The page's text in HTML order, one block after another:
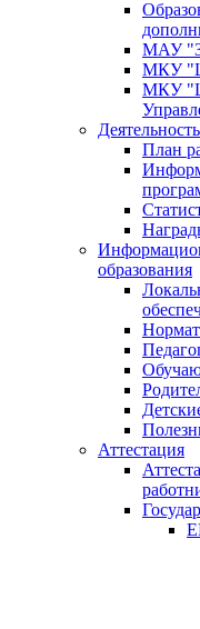
МАУ
МКУ
МКУ
Деятельность
План
образования
Аттестация